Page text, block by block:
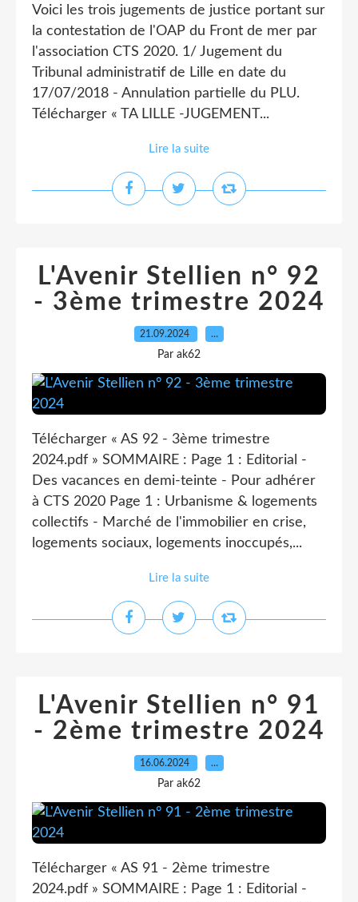
Voici les trois jugements de justice portant sur
la contestation de l'OAP du Front de mer par
l'association CTS 2020. 1/ Jugement du
Tribunal administratif de Lille en date du
17/07/2018 - Annulation partielle du PLU.
Télécharger « TA LILLE -JUGEMENT...
Lire la suite
L'Avenir Stellien n° 92
- 3ème trimestre 2024
21.09.2024 …
Par ak62
Télécharger « AS 92 - 3ème trimestre
2024.pdf » SOMMAIRE : Page 1 : Editorial -
Des vacances en demi-teinte - Pour adhérer
à CTS 2020 Page 1 : Urbanisme & logements
collectifs - Marché de l'immobilier en crise,
logements sociaux, logements inoccupés,...
Lire la suite
L'Avenir Stellien n° 91
- 2ème trimestre 2024
16.06.2024 …
Par ak62
Télécharger « AS 91 - 2ème trimestre
2024.pdf » SOMMAIRE : Page 1 : Editorial -